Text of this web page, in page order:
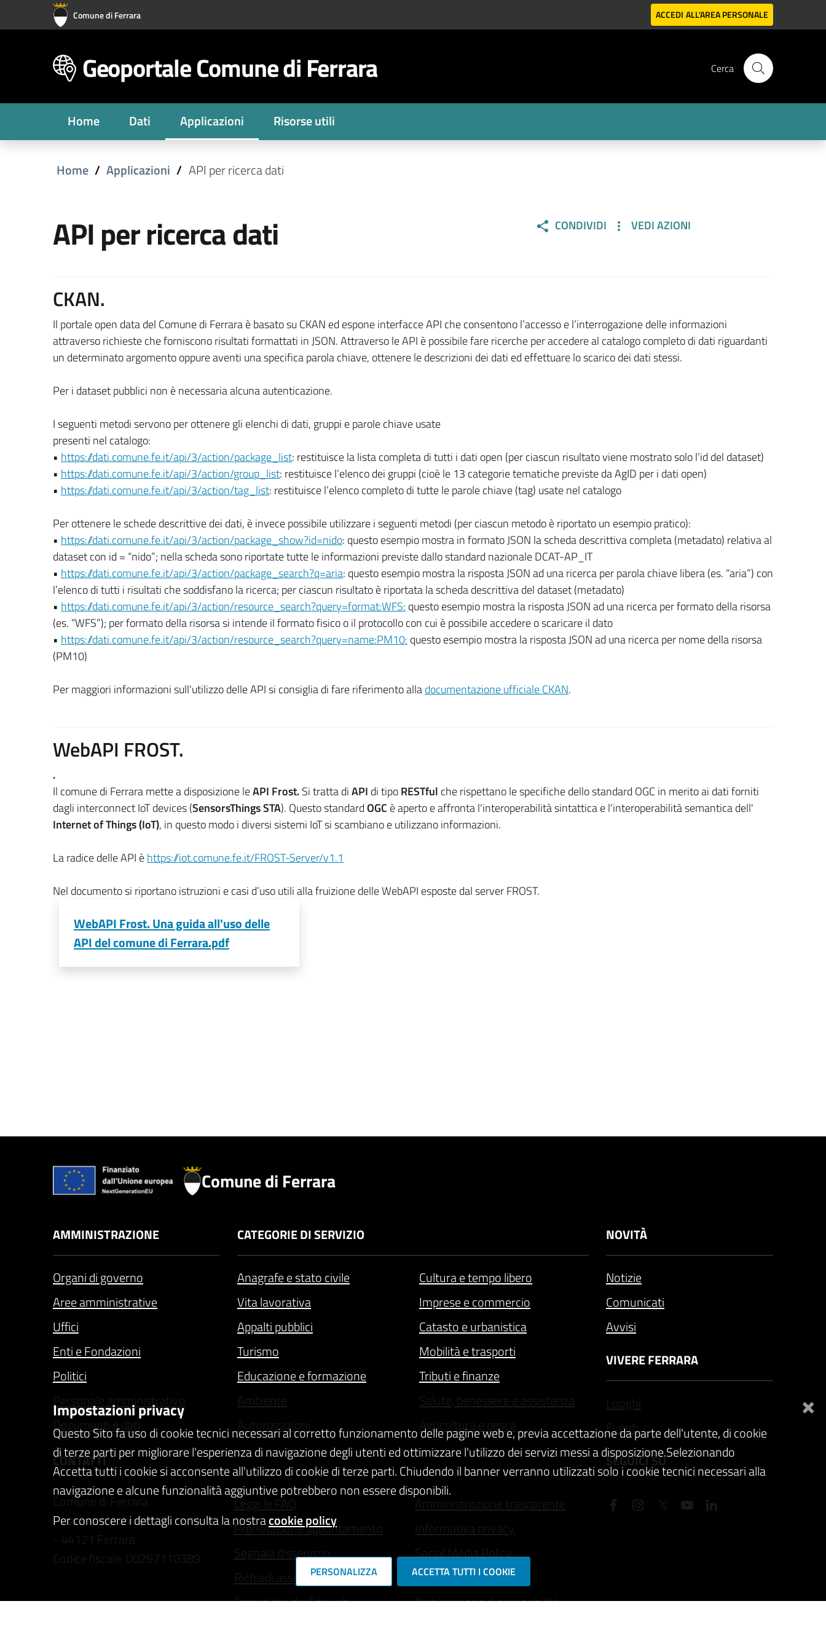
Vai al contenuto principale
Vai al footer Comune di Ferrara ACCEDI ALL'AREA PERSONALE
Geoportale Comune di Ferrara Cerca
Home Dati Applicazioni Risorse utili
Home Applicazioni API per ricerca dati
API per ricerca dati CONDIVIDI VEDI AZIONI
CKAN.
Il portale open data del Comune di Ferrara è basato su CKAN ed espone interfacce API che consentono l’accesso e l’interrogazione delle informazioni
attraverso richieste che forniscono risultati formattati in JSON. Attraverso le API è possibile fare ricerche per accedere al catalogo completo di dati riguardanti
un determinato argomento oppure aventi una specifica parola chiave, ottenere le descrizioni dei dati ed effettuare lo scarico dei dati stessi.
Per i dataset pubblici non è necessaria alcuna autenticazione.
I seguenti metodi servono per ottenere gli elenchi di dati, gruppi e parole chiave usate
presenti nel catalogo:
• https://dati.comune.fe.it/api/3/action/package_list: restituisce la lista completa di tutti i dati open (per ciascun risultato viene mostrato solo l’id del dataset)
• https://dati.comune.fe.it/api/3/action/group_list: restituisce l’elenco dei gruppi (cioè le 13 categorie tematiche previste da AgID per i dati open)
• https://dati.comune.fe.it/api/3/action/tag_list: restituisce l’elenco completo di tutte le parole chiave (tag) usate nel catalogo
Per ottenere le schede descrittive dei dati, è invece possibile utilizzare i seguenti metodi (per ciascun metodo è riportato un esempio pratico):
• https://dati.comune.fe.it/api/3/action/package_show?id=nido: questo esempio mostra in formato JSON la scheda descrittiva completa (metadato) relativa al
dataset con id = “nido”; nella scheda sono riportate tutte le informazioni previste dallo standard nazionale DCAT-AP_IT
• https://dati.comune.fe.it/api/3/action/package_search?q=aria: questo esempio mostra la risposta JSON ad una ricerca per parola chiave libera (es. “aria”) con
l’elenco di tutti i risultati che soddisfano la ricerca; per ciascun risultato è riportata la scheda descrittiva del dataset (metadato)
• https://dati.comune.fe.it/api/3/action/resource_search?query=format:WFS: questo esempio mostra la risposta JSON ad una ricerca per formato della risorsa
(es. “WFS”); per formato della risorsa si intende il formato fisico o il protocollo con cui è possibile accedere o scaricare il dato
• https://dati.comune.fe.it/api/3/action/resource_search?query=name:PM10: questo esempio mostra la risposta JSON ad una ricerca per nome della risorsa
(PM10)
Per maggiori informazioni sull'utilizzo delle API si consiglia di fare riferimento alladocumentazione ufficiale CKAN.
WebAPI FROST.
.
Il comune di Ferrara mette a disposizione leAPI Frost.Si tratta diAPI di tipoRESTful che rispettano le specifiche dello standard OGC in merito ai dati forniti
dagli interconnect IoT devices (SensorsThings STA). Questo standardOGC è aperto e affronta l'interoperabilità sintattica e l'interoperabilità semantica dell'
Internet of Things (IoT), in questo modo i diversi sistemi IoT si scambiano e utilizzano informazioni.
La radice delle API èhttps://iot.comune.fe.it/FROST-Server/v1.1
Nel documento si riportano istruzioni e casi d’uso utili alla fruizione delle WebAPI esposte dal server FROST.
WebAPI Frost. Una guida all'uso delle
API del comune di Ferrara.pdf
Comune di Ferrara
AMMINISTRAZIONE
Organi di governo
Aree amministrative
Uffici
Enti e Fondazioni
Politici
Personale amministrativo
Documenti e dati
CATEGORIE DI SERVIZIO
Anagrafe e stato civile
Cultura e tempo libero
Vita lavorativa
Imprese e commercio
Appalti pubblici
Catasto e urbanistica
Turismo
Mobilità e trasporti
Educazione e formazione
Tributi e finanze
Ambiente
Salute, benessere e assistenza
Autorizzazioni
Agricoltura e pesca
NOVITÀ
Notizie
Comunicati
Avvisi
VIVERE FERRARA
Luoghi
Eventi
CONTATTI
Comune di Ferrara
Piazza del Municipio, 2
- 44121 Ferrara
Codice fiscale: 00297110389
Leggi le FAQ
Prenotazione appuntamento
Segnala disservizio
Richiedi assistenza
Statistiche dei Siti web
Amministrazione trasparente
Informativa privacy
Social Media Policy
Note legali
Dichiarazione di accessibilità
SEGUICI SU
×
Impostazioni privacy
Questo Sito fa uso di cookie tecnici necessari al corretto funzionamento delle pagine web e, previa accettazione da parte dell'utente, di cookie
di terze parti per migliorare l'esperienza di navigazione degli utenti ed ottimizzare l'utilizzo dei servizi messi a disposizione.Selezionando
Accetta tutti i cookie si acconsente all'utilizzo di cookie di terze parti. Chiudendo il banner verranno utilizzati solo i cookie tecnici necessari alla
navigazione e alcune funzionalità aggiuntive potrebbero non essere disponibili.
Per conoscere i dettagli consulta la nostracookie policy
PERSONALIZZA ACCETTA TUTTI I COOKIE